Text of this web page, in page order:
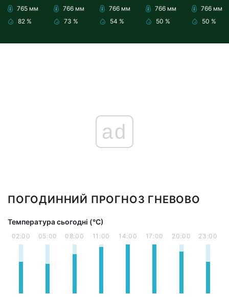
765 мм
82 %
766 мм
73 %
766 мм
54 %
766 мм
50 %
766 мм
50 %
ad
ПОГОДИННИЙ ПРОГНОЗ ГНЕВОВО
Температура сьогодні (°С)
02:00 05:00 08:00 11:00 14:00 17:00 20:00 23:00